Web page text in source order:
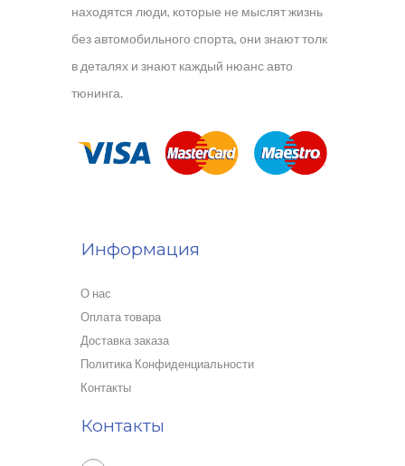
находятся люди, которые не мыслят жизнь
без автомобильного спорта, они знают толк
в деталях и знают каждый нюанс авто
тюнинга.
Информация
О нас
Оплата товара
Доставка заказа
Политика Конфиденциальности
Контакты
Контакты